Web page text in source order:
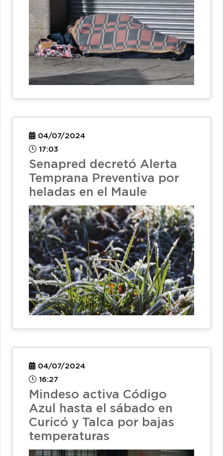
04/07/2024
17:03
Senapred decretó Alerta
Temprana Preventiva por
heladas en el Maule
04/07/2024
16:27
Mindeso activa Código
Azul hasta el sábado en
Curicó y Talca por bajas
temperaturas